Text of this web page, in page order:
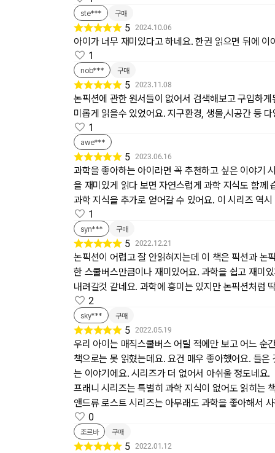
ste*** 구매
5 2024.10.06
아이가 너무 재미있다고 하네요. 한권 읽으면 뒤에
1
nob*** 구매
5 2023.11.08
논픽션에 관한 원서들이 없어서 검색해보고 구입하
미롭게 읽을수 있었어요. 지구환경, 생물,시공간 등
1
awe***
5 2023.06.16
과학을 좋아하는 아이라면 꼭 추천하고 싶은 이야기
을 재미있게 읽다 보면 자연스럽게 과학 지식도 함께
과학 지식을 추가로 얻어갈 수 있어요. 이 시리즈 역
1
syn*** 구매
5 2022.12.21
논픽션이 어렵고 잘 안읽혀지는데 이 책은 픽션과 논
한 스쿨버스만큼이나 재미있어요. 과학을 쉽고 재미
내려갈것 같네요. 과학에 흥미는 있지만 논픽션처럼
2
sky*** 구매
5 2022.05.19
우리 아이는 매직스쿨버스 어릴 적에만 보고 어느 순
책으로는 못 읽혔는데요. 요건 매우 좋아했어요. 들
는 이야기에요. 시리즈가 더 없어서 아쉬울 정도네요.
프래니 시리즈는 특별히 과학 지식이 없어도 읽히는
앤드류 로스트 시리즈는 아무래도 과학을 좋아해서
0
조르바 구매
5 2022.01.12